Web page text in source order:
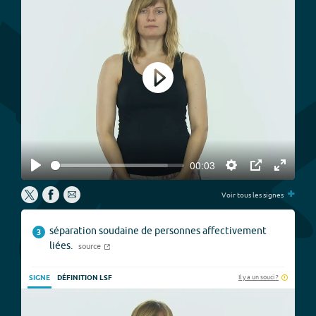
Play
00:03
Settings
PIP
Enter
Play
Voir tous les signes +
3
séparation soudaine de personnes affectivement
liées.
source
SIGNE DÉFINITION LSF Il y a un souci ?